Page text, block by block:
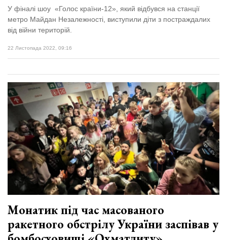
У фіналі шоу «Голос країни-12», який відбувся на станції
метро Майдан Незалежності, виступили діти з постраждалих
від війни територій.
22 Листопада 2022, 09:16
Монатик під час масованого
ракетного обстрілу України заспівав у